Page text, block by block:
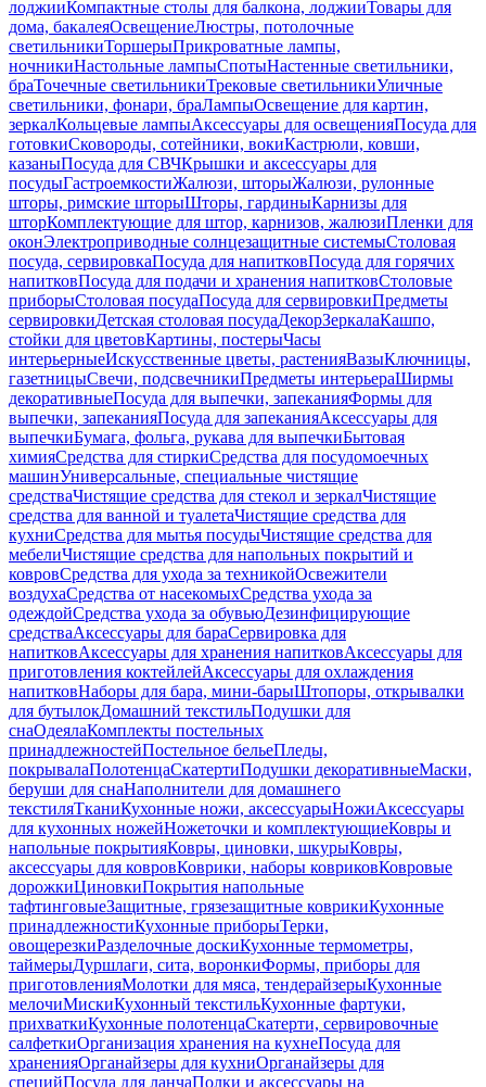
лоджииКомпактные столы для балкона, лоджииТовары для
дома, бакалеяОсвещениеЛюстры, потолочные
светильникиТоршерыПрикроватные лампы,
ночникиНастольные лампыСпотыНастенные светильники,
браТочечные светильникиТрековые светильникиУличные
светильники, фонари, браЛампыОсвещение для картин,
зеркалКольцевые лампыАксессуары для освещенияПосуда для
готовкиСковороды, сотейники, вокиКастрюли, ковши,
казаныПосуда для СВЧКрышки и аксессуары для
посудыГастроемкостиЖалюзи, шторыЖалюзи, рулонные
шторы, римские шторыШторы, гардиныКарнизы для
шторКомплектующие для штор, карнизов, жалюзиПленки для
оконЭлектроприводные солнцезащитные системыСтоловая
посуда, сервировкаПосуда для напитковПосуда для горячих
напитковПосуда для подачи и хранения напитковСтоловые
приборыСтоловая посудаПосуда для сервировкиПредметы
сервировкиДетская столовая посудаДекорЗеркалаКашпо,
стойки для цветовКартины, постерыЧасы
интерьерныеИскусственные цветы, растенияВазыКлючницы,
газетницыСвечи, подсвечникиПредметы интерьераШирмы
декоративныеПосуда для выпечки, запеканияФормы для
выпечки, запеканияПосуда для запеканияАксессуары для
выпечкиБумага, фольга, рукава для выпечкиБытовая
химияСредства для стиркиСредства для посудомоечных
машинУниверсальные, специальные чистящие
средстваЧистящие средства для стекол и зеркалЧистящие
средства для ванной и туалетаЧистящие средства для
кухниСредства для мытья посудыЧистящие средства для
мебелиЧистящие средства для напольных покрытий и
ковровСредства для ухода за техникойОсвежители
воздухаСредства от насекомыхСредства ухода за
одеждойСредства ухода за обувьюДезинфицирующие
средстваАксессуары для бараСервировка для
напитковАксессуары для хранения напитковАксессуары для
приготовления коктейлейАксессуары для охлаждения
напитковНаборы для бара, мини-барыШтопоры, открывалки
для бутылокДомашний текстильПодушки для
снаОдеялаКомплекты постельных
принадлежностейПостельное бельеПледы,
покрывалаПолотенцаСкатертиПодушки декоративныеМаски,
беруши для снаНаполнители для домашнего
текстиляТканиКухонные ножи, аксессуарыНожиАксессуары
для кухонных ножейНожеточки и комплектующиеКовры и
напольные покрытияКовры, циновки, шкурыКовры,
аксессуары для ковровКоврики, наборы ковриковКовровые
дорожкиЦиновкиПокрытия напольные
тафтинговыеЗащитные, грязезащитные коврикиКухонные
принадлежностиКухонные приборыТерки,
овощерезкиРазделочные доскиКухонные термометры,
таймерыДуршлаги, сита, воронкиФормы, приборы для
приготовленияМолотки для мяса, тендерайзерыКухонные
мелочиМискиКухонный текстильКухонные фартуки,
прихваткиКухонные полотенцаСкатерти, сервировочные
салфеткиОрганизация хранения на кухнеПосуда для
храненияОрганайзеры для кухниОрганайзеры для
специйПосуда для ланчаПолки и аксессуары на